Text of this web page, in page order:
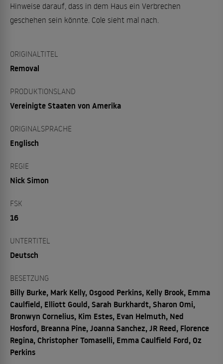
Hinweise darauf, dass in dem Haus ein Verbrechen
geschehen sein könnte. Cole sieht mal nach.
ORIGINALTITEL
Removal
PRODUKTIONSLAND
Vereinigte Staaten von Amerika
ORIGINALSPRACHE
Englisch
REGIE
Nick Simon
FSK
16
UNTERTITEL
Deutsch
BESETZUNG
Billy Burke, Mark Kelly, Osgood Perkins, Kelly Brook, Emma
Caulfield, Elliott Gould, Sarah Burkhardt, Sharon Omi,
Bronwyn Cornelius, Kim Estes, Evan Helmuth, Ned
Hosford, Breanna Pine, Joanna Sanchez, JR Reed, Florence
Regina, Christopher Tomaselli, Emma Caulfield Ford, Oz
Perkins